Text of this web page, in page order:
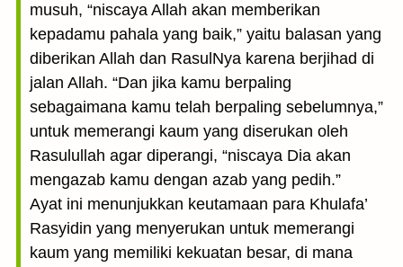
musuh, “niscaya Allah akan memberikan
kepadamu pahala yang baik,” yaitu balasan yang
diberikan Allah dan RasulNya karena berjihad di
jalan Allah. “Dan jika kamu berpaling
sebagaimana kamu telah berpaling sebelumnya,”
untuk memerangi kaum yang diserukan oleh
Rasulullah agar diperangi, “niscaya Dia akan
mengazab kamu dengan azab yang pedih.”
Ayat ini menunjukkan keutamaan para Khulafa’
Rasyidin yang menyerukan untuk memerangi
kaum yang memiliki kekuatan besar, di mana